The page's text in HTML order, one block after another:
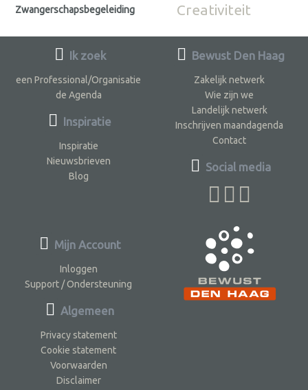
Zwangerschapsbegeleiding Creativiteit
Ik zoek
een Professional/Organisatie
de Agenda
Inspiratie
Inspiratie
Nieuwsbrieven
Blog
Bewust Den Haag
Zakelijk netwerk
Wie zijn we
Landelijk netwerk
Inschrijven maandagenda
Contact
Social media
Mijn Account
Inloggen
Support / Ondersteuning
Algemeen
Privacy statement
Cookie statement
Voorwaarden
Disclaimer